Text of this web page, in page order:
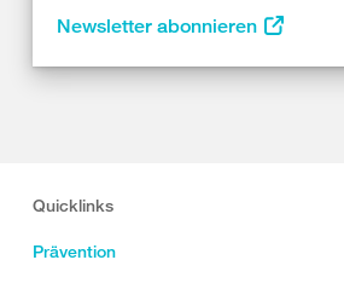
Newsletter abonnieren
Quicklinks
Prävention